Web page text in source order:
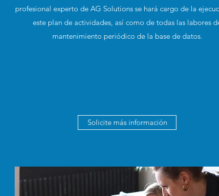
profesional experto de AG Solutions se hará cargo de la
este plan de actividades, así como de todas las labores
mantenimiento periódico de la base de datos.
Solicite más información